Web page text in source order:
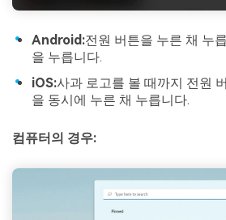
Android:전원 버튼을 누른 채 누
을 누릅니다.
iOS:사과 로고를 볼 때까지 전원
을 동시에 누른 채 누릅니다.
컴퓨터의 경우: